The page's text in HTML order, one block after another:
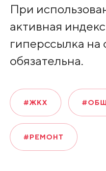
При
активная
гиперссылка на
обязательна.
#ЖКХ
#РЕМОНТ